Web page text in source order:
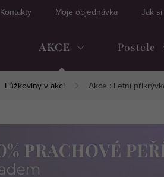
Kontakty Moje objednávka Jak
AKCE Postele
Lůžkoviny v akci Akce : Letní